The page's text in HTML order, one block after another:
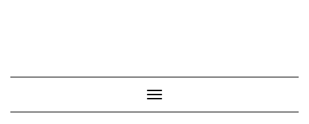
Cambiar modo de navegación